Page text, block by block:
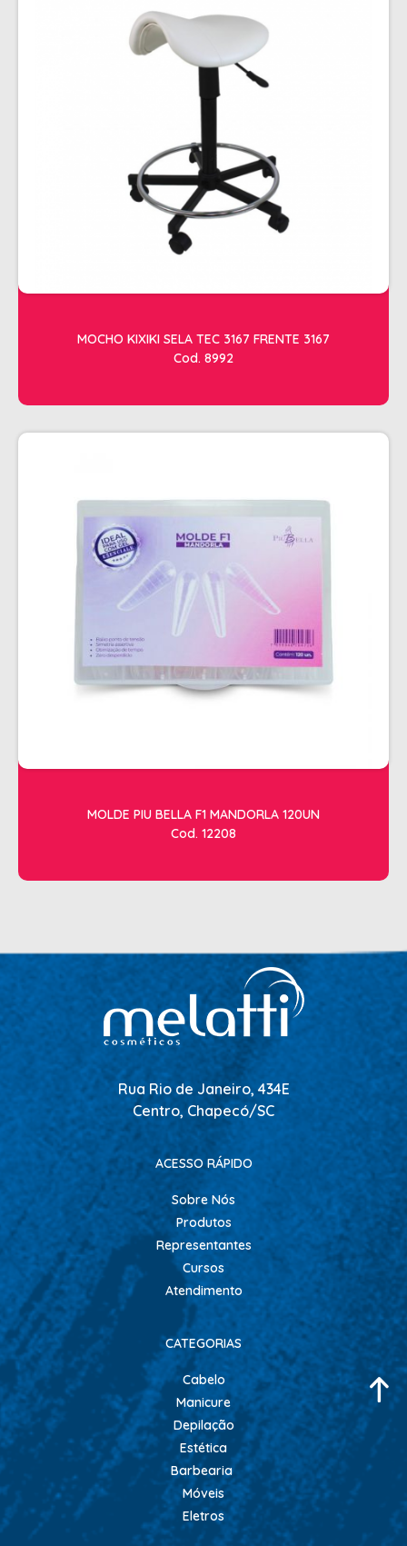
MOCHO KIXIKI SELA TEC 3167 FRENTE 3167
Cod. 8992
MOLDE PIU BELLA F1 MANDORLA 120UN
Cod. 12208
Rua Rio de Janeiro, 434E
Centro, Chapecó/SC
ACESSO RÁPIDO
Sobre Nós
Produtos
Representantes
Cursos
Atendimento
CATEGORIAS
Cabelo
Manicure
Depilação
Estética
Barbearia
Móveis
Eletros